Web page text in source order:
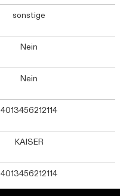
sonstige
Nein
Nein
4013456212114
KAISER
4013456212114